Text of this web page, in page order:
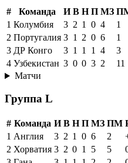
# Команда И В Н П МЗ
1 Колумбия 3 2 1 0 4 1
2 Португалия 3 1 2 0 6 1
3 ДР Конго 3 1 1 1 4 3
4 Узбекистан 3 0 0 3 2 11
Матчи
Группа L
# Команда И В Н П МЗ ПМ
1 Англия 3 2 1 0 6 2
2 Хорватия 3 2 0 1 5 5